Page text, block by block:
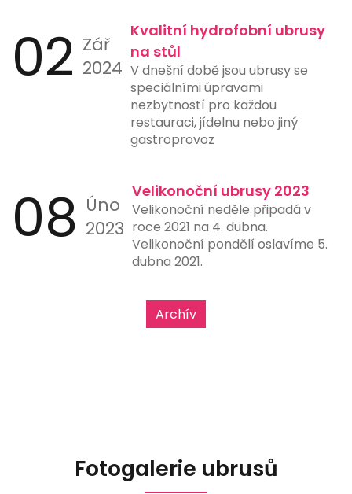
ideální pro online nákupy,
restaurace, čerpací stanice a další
místa, kde rychlost a jednoduchost
platby hrají klíčovou roli.
02 Zář
2024
Kvalitní hydrofobní ubrusy
na stůl
V dnešní době jsou ubrusy se
speciálními úpravami
nezbytností pro každou
restauraci, jídelnu nebo jiný
gastroprovoz
08 Úno
2023
Velikonoční ubrusy 2023
Velikonoční neděle připadá v
roce 2021 na 4. dubna.
Velikonoční pondělí oslavíme 5.
dubna 2021.
Archív
Fotogalerie ubrusů